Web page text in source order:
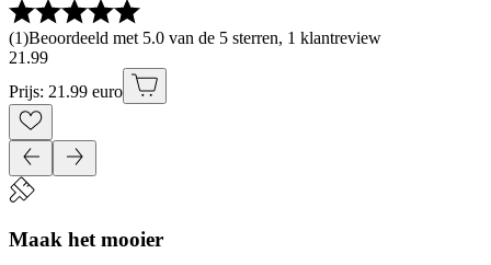
(1)Beoordeeld met 5.0 van de 5 sterren, 1 klantreview
21 .99
Prijs: 21.99 euro
Maak het mooier